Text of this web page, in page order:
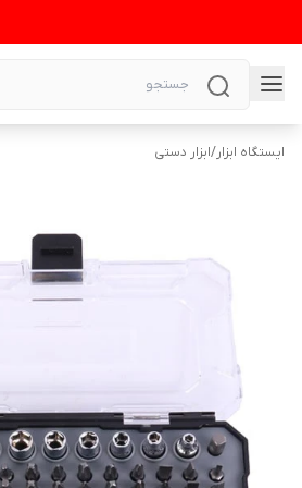
ایستگاه ابزار/ابزار دستی